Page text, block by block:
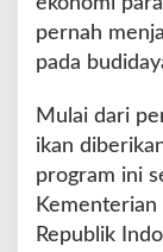
pernah
pada
Mulai dari
ikan
program ini
Republik